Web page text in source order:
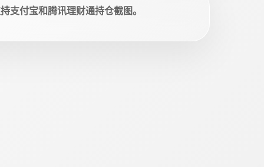
支付宝和腾讯理财通持仓截图。